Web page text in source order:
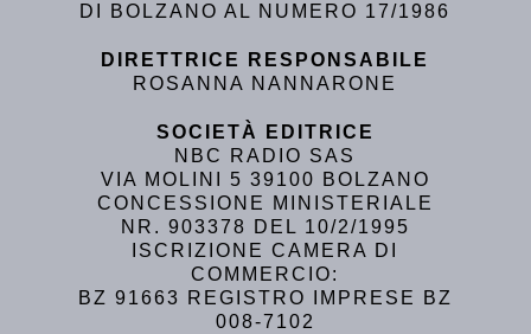
DI BOLZANO AL NUMERO 17/1986
DIRETTRICE RESPONSABILE
ROSANNA NANNARONE
SOCIETÀ EDITRICE
NBC RADIO SAS
VIA MOLINI 5 39100 BOLZANO
CONCESSIONE MINISTERIALE
NR. 903378 DEL 10/2/1995
ISCRIZIONE CAMERA DI
COMMERCIO:
BZ 91663 REGISTRO IMPRESE BZ
008-7102